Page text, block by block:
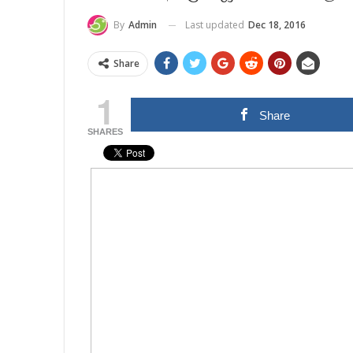
By Admin Last updated Dec 18, 2016
Share
1
SHARES
Share